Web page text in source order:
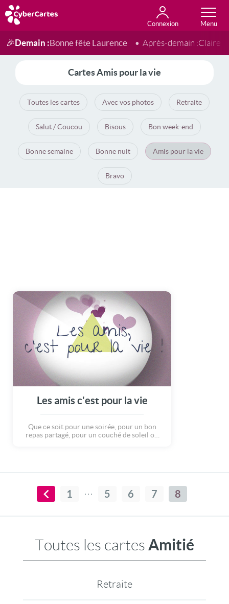
Connexion
Anniversaire
Fête du jour
Amour
Amitié
Merci
Toutes les cartes
🎉Demain :Bonne fête Laurence Après-demain :Claire
Cartes Amis pour la vie
Toutes les cartes Avec vos photos Retraite
Salut / Coucou Bisous Bon week-end
Bonne semaine Bonne nuit Amis pour la vie
Bravo
Les amis c'est pour la vie
Que ce soit pour une soirée, pour un bon
repas partagé, pour un couché de soleil ou
1 5 6 7 8
Toutes les cartes Amitié
Retraite